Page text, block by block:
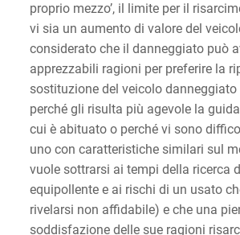
proprio mezzo’, il limite per il
vi sia un aumento di valore del
considerato che il danneggiato può
apprezzabili ragioni per preferire la
sostituzione del veicolo danneggiato
perché gli risulta più agevole la
cui è abituato o perché vi sono
uno con caratteristiche similari sul
vuole sottrarsi ai tempi della ricerca
equipollente e ai rischi di un usato
rivelarsi non affidabile) e che una
soddisfazione delle sue ragioni